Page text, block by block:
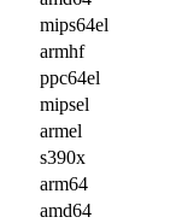
mips64el
armhf
ppc64el
mipsel
armel
s390x
arm64
amd64